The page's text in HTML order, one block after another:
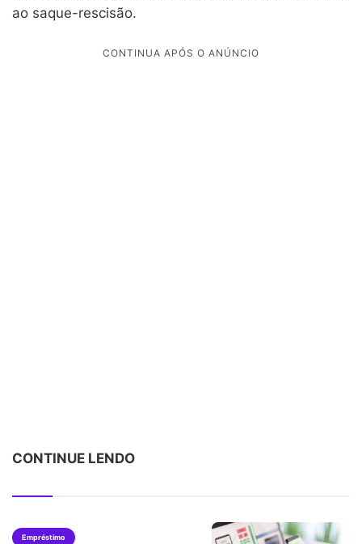
ao saque-rescisão.
CONTINUE LENDO
Empréstimo